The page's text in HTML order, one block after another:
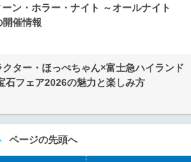
ン・ホラー・ナイト ～オールナイト
開催情報
ター・ほっぺちゃん×富士急ハイランド
石フェア2026の魅力と楽しみ方
ページの先頭へ